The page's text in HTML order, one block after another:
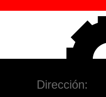
Dirección: